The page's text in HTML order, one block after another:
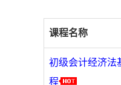
课程名称
初级会计经济法
程